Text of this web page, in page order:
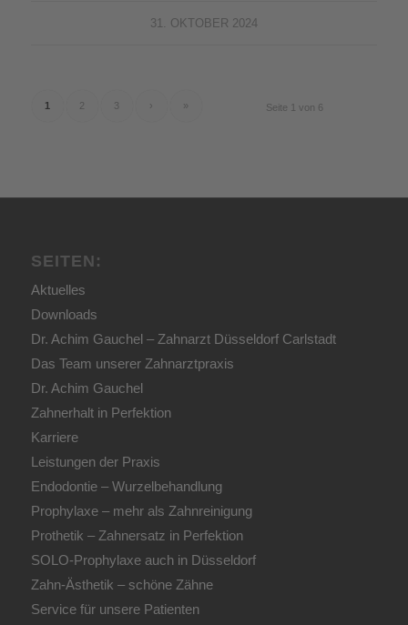
31. OKTOBER 2024
Seite 1 von 6
1 2 3 › »
SEITEN:
Aktuelles
Downloads
Dr. Achim Gauchel – Zahnarzt Düsseldorf Carlstadt
Das Team unserer Zahnarztpraxis
Dr. Achim Gauchel
Zahnerhalt in Perfektion
Karriere
Leistungen der Praxis
Endodontie – Wurzelbehandlung
Prophylaxe – mehr als Zahnreinigung
Prothetik – Zahnersatz in Perfektion
SOLO-Prophylaxe auch in Düsseldorf
Zahn-Ästhetik – schöne Zähne
Service für unsere Patienten